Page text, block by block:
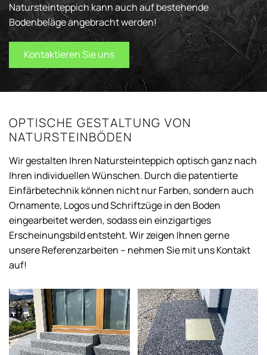
Natursteinteppich kann auch auf bestehende
Bodenbeläge angebracht werden!
Kontaktieren Sie uns
OPTISCHE GESTALTUNG VON
NATURSTEINBÖDEN
Wir gestalten Ihren Natursteinteppich optisch ganz nach
Ihren individuellen Wünschen. Durch die patentierte
Einfärbetechnik können nicht nur Farben, sondern auch
Ornamente, Logos und Schriftzüge in den Boden
eingearbeitet werden, sodass ein einzigartiges
Erscheinungsbild entsteht. Wir zeigen Ihnen gerne
unsere Referenzarbeiten – nehmen Sie mit uns Kontakt
auf!